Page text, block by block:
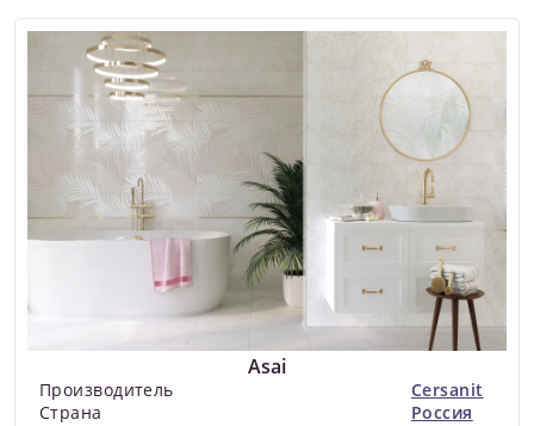
Asai
Производитель
Cersanit
Страна
Россия